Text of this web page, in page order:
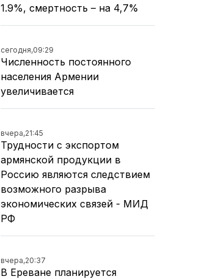
1.9%, смертность – на 4,7%
сегодня,09:29
Численность постоянного
населения Армении
увеличивается
вчера,21:45
Трудности с экспортом
армянской продукции в
Россию являются следствием
возможного разрыва
экономических связей - МИД
РФ
вчера,20:37
В Ереване планируется